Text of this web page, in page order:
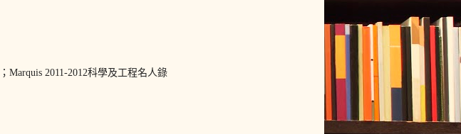
； Marquis 2011-2012科學及工程名人錄